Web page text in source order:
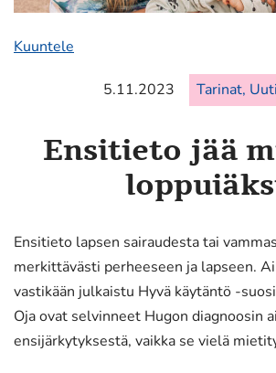
Kuuntele
5.11.2023 Tarinat,
Ensitieto jää
Ensitieto lapsen sairaudesta tai
merkittävästi perheeseen ja lapseen.
vastikään julkaistu Hyvä käytäntö -
Oja ovat selvinneet Hugon diagnoosin
ensijärkytyksestä, vaikka se vielä